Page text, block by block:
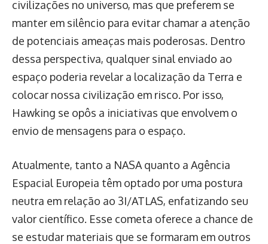
civilizações no universo, mas que preferem se
manter em silêncio para evitar chamar a atenção
de potenciais ameaças mais poderosas. Dentro
dessa perspectiva, qualquer sinal enviado ao
espaço poderia revelar a localização da Terra e
colocar nossa civilização em risco. Por isso,
Hawking se opôs a iniciativas que envolvem o
envio de mensagens para o espaço.
Atualmente, tanto a NASA quanto a Agência
Espacial Europeia têm optado por uma postura
neutra em relação ao 3I/ATLAS, enfatizando seu
valor científico. Esse cometa oferece a chance de
se estudar materiais que se formaram em outros